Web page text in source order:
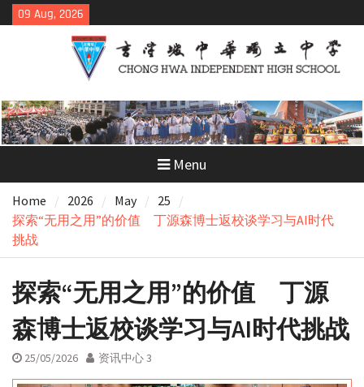
Skip
to
09 Aug, 2026
Menu
Home 2026 May
25
探索“无用之用”的价值 丁源森博士返校谈学习与AI时代
挑战
探索“无用之用”的价值 丁源
森博士返校谈学习与AI时代挑战
25/05/2026 资讯中心 3